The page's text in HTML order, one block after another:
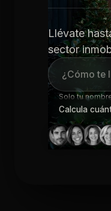
Llévate
sector
Solo tu
Calcula